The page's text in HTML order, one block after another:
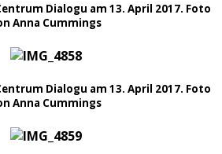
Dialogu am 13. April 2017. Foto
Anna Cummings
Dialogu am 13. April 2017. Foto
Anna Cummings